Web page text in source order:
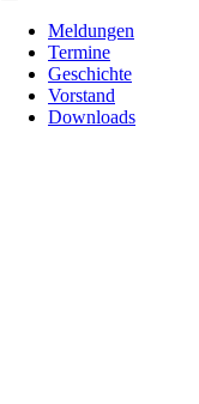
Meldungen
Termine
Geschichte
Vorstand
Downloads